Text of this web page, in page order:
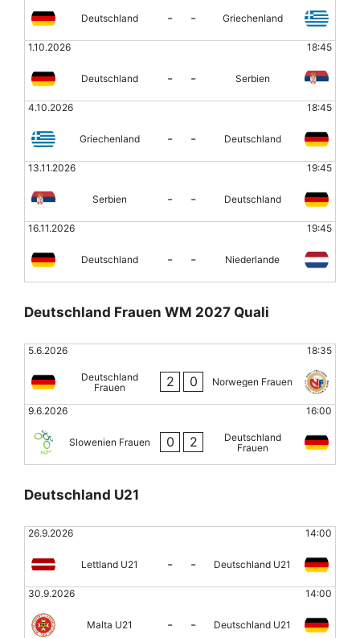
Deutschland - - Griechenland
1.10.2026 18:45
Deutschland - - Serbien
4.10.2026 18:45
Griechenland - - Deutschland
13.11.2026 19:45
Serbien - - Deutschland
16.11.2026 19:45
Deutschland - - Niederlande
Deutschland Frauen WM 2027 Quali
5.6.2026 18:35
Deutschland
Frauen
2 0 Norwegen Frauen
9.6.2026 16:00
Slowenien Frauen 0 2
Deutschland
Frauen
Deutschland U21
26.9.2026 14:00
Lettland U21 - - Deutschland U21
30.9.2026 14:00
Malta U21 - - Deutschland U21